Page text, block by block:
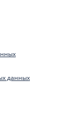
данных